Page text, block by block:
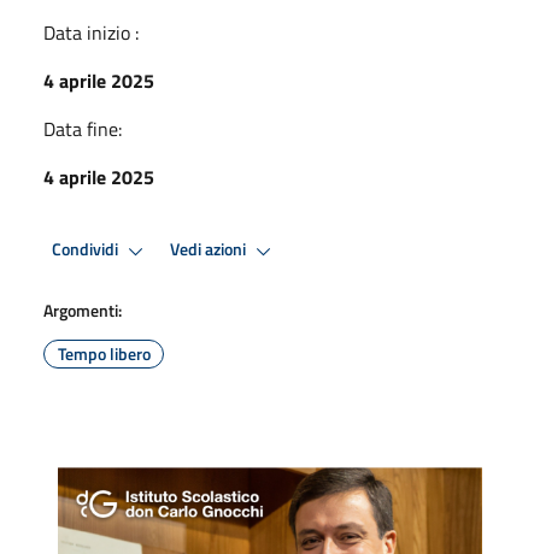
Data inizio :
4 aprile 2025
Data fine:
4 aprile 2025
Condividi Vedi azioni
Argomenti:
Tempo libero